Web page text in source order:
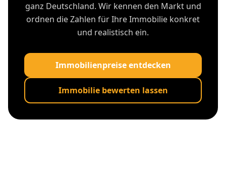
ganz Deutschland. Wir kennen den Markt und
ordnen die Zahlen für Ihre Immobilie konkret
und realistisch ein.
Immobilienpreise entdecken
Immobilie bewerten lassen